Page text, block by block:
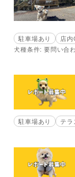
駐車場あり
店
犬種条件: 要問い合
駐車場あり テラ